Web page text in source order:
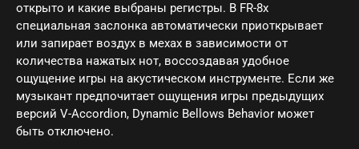
открыто и какие выбраны регистры. В FR-8x
специальная заслонка автоматически приоткрывает
или запирает воздух в мехах в зависимости от
количества нажатых нот, воссоздавая удобное
ощущение игры на акустическом инструменте. Если же
музыкант предпочитает ощущения игры предыдущих
версий V-Accordion, Dynamic Bellows Behavior может
быть отключено.